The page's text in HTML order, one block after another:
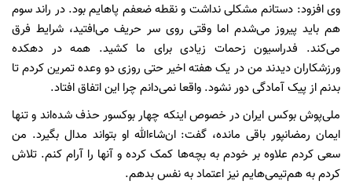
وی افزود: دستانم مشکلی نداشت و نقطه ضعفم پاهایم بود. در راند سوم
هم باید پیروز می‌شدم اما وقتی روی سر حریف می‌افتید، شرایط فرق
می‌کند. فدراسیون زحمات زیادی برای ما کشید. همه در دهکده
ورزشکاران دیدند من در یک هفته اخیر حتی روزی دو وعده تمرین کردم تا
بدنم از پیک آمادگی دور نشود. واقعا نمی‌دانم چرا این اتفاق افتاد.
ملی‌پوش بوکس ایران در خصوص اینکه چهار بوکسور حذف شده‌اند و تنها
ایمان رمضانپور باقی مانده، گفت: ان‌شاءالله او بتواند مدال بگیرد. من
سعی کردم علاوه بر خودم به بچه‌ها کمک کرده و آنها را آرام کنم. تلاش
کردم به هم‌تیمی‌هایم نیز اعتماد به نفس بدهم.